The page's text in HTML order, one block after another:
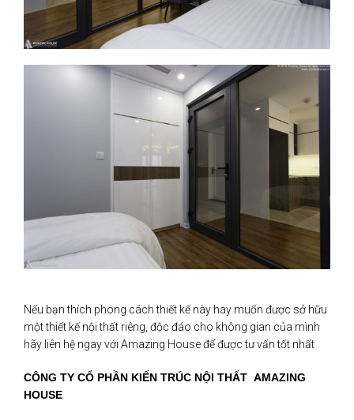
Nếu bạn thích phong cách thiết kế này hay muốn được sở hữu
một thiết kế nội thất riêng, độc đáo cho không gian của mình
hãy liên hệ ngay với Amazing House để được tư vấn tốt nhất
CÔNG TY CỔ PHẦN KIẾN TRÚC NỘI THẤT AMAZING
HOUSE